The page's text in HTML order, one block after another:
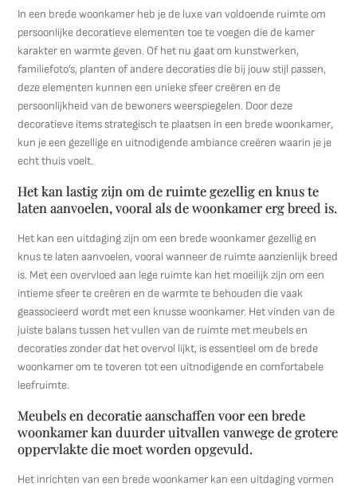
In een brede woonkamer heb je de luxe van voldoende ruimte om
persoonlijke decoratieve elementen toe te voegen die de kamer
karakter en warmte geven. Of het nu gaat om kunstwerken,
familiefoto’s, planten of andere decoraties die bij jouw stijl passen,
deze elementen kunnen een unieke sfeer creëren en de
persoonlijkheid van de bewoners weerspiegelen. Door deze
decoratieve items strategisch te plaatsen in een brede woonkamer,
kun je een gezellige en uitnodigende ambiance creëren waarin je je
echt thuis voelt.
Het kan lastig zijn om de ruimte gezellig en knus te
laten aanvoelen, vooral als de woonkamer erg breed is.
Het kan een uitdaging zijn om een brede woonkamer gezellig en
knus te laten aanvoelen, vooral wanneer de ruimte aanzienlijk breed
is. Met een overvloed aan lege ruimte kan het moeilijk zijn om een
intieme sfeer te creëren en de warmte te behouden die vaak
geassocieerd wordt met een knusse woonkamer. Het vinden van de
juiste balans tussen het vullen van de ruimte met meubels en
decoraties zonder dat het overvol lijkt, is essentieel om de brede
woonkamer om te toveren tot een uitnodigende en comfortabele
leefruimte.
Meubels en decoratie aanschaffen voor een brede
woonkamer kan duurder uitvallen vanwege de grotere
oppervlakte die moet worden opgevuld.
Het inrichten van een brede woonkamer kan een uitdaging vormen